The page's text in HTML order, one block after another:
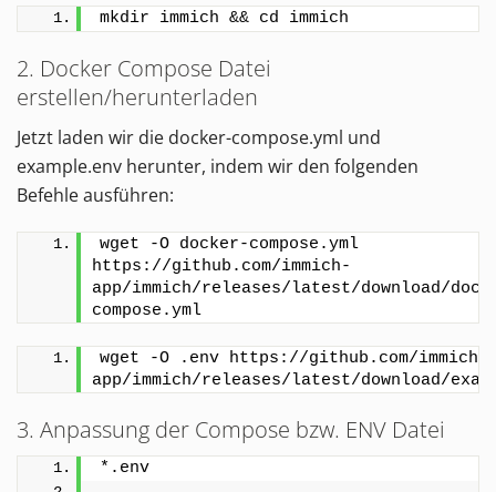
mkdir immich && cd immich
2. Docker Compose Datei
erstellen/herunterladen
Jetzt laden wir die docker-compose.yml und
example.env herunter, indem wir den folgenden
Befehle ausführen:
wget -O docker-compose.yml
https://github.com/immich-
app/immich/releases/latest/download/
compose.yml
wget -O .env https://github.com/immich-
app/immich/releases/latest/download/
3. Anpassung der Compose bzw. ENV Datei
*.env